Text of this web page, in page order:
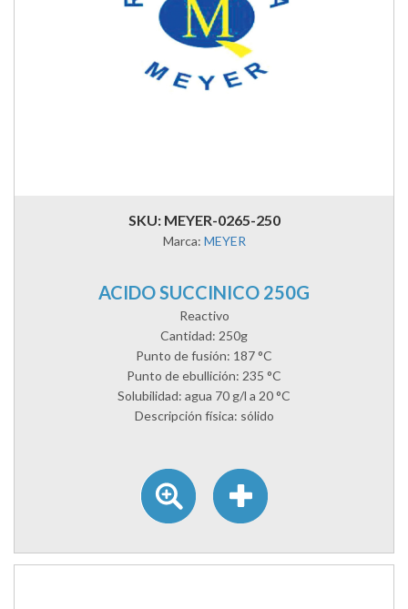
SKU: MEYER-0265-250
Marca: MEYER
ACIDO SUCCINICO 250G
Reactivo
Cantidad: 250g
Punto de fusión: 187 °C
Punto de ebullición: 235 °C
Solubilidad: agua 70 g/l a 20 °C
Descripción física: sólido